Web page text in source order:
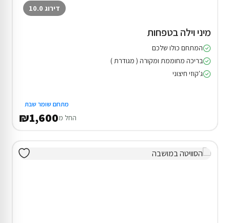
דירוג 10.0
מיני וילה בטפחות
המתחם כולו שלכם
בריכה מחוממת ומקורה ( מגודרת )
ג'קוזי חיצוני
מתחם שומר שבת
החל מ₪1,600